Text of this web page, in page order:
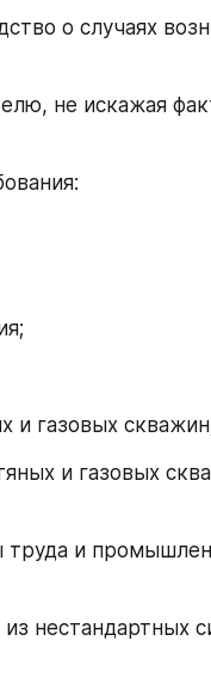
о случаях
не искажая
и газовых
и газовых
труда и
нестандартных